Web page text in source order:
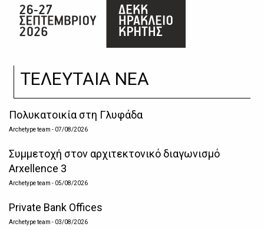
ΤΕΛΕΥΤΑΙΑ ΝΕΑ
Πολυκατοικία στη Γλυφάδα
Archetype team - 07/08/2026
Συμμετοχή στον αρχιτεκτονικό διαγωνισμό
Arxellence 3
Archetype team - 05/08/2026
Private Bank Offices
Archetype team - 03/08/2026